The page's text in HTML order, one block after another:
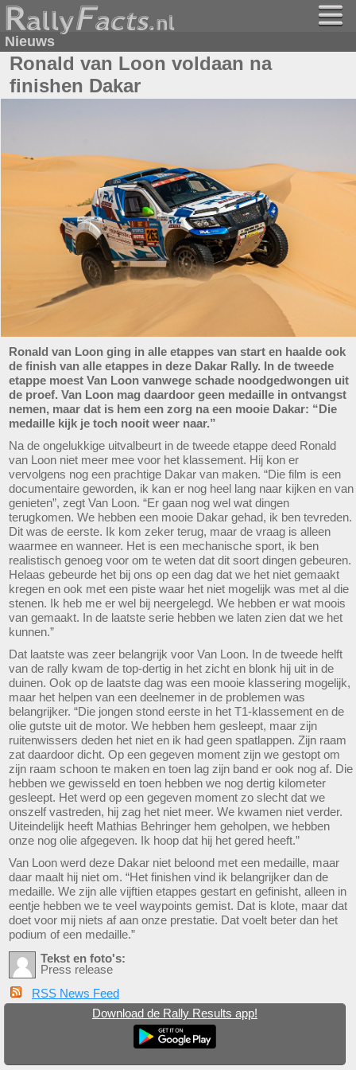
Nieuws
Ronald van Loon voldaan na
finishen Dakar
Ronald van Loon ging in alle etappes van start en haalde ook
de finish van alle etappes in deze Dakar Rally. In de tweede
etappe moest Van Loon vanwege schade noodgedwongen uit
de proef. Van Loon mag daardoor geen medaille in ontvangst
nemen, maar dat is hem een zorg na een mooie Dakar: “Die
medaille kijk je toch nooit weer naar.”
Na de ongelukkige uitvalbeurt in de tweede etappe deed Ronald
van Loon niet meer mee voor het klassement. Hij kon er
vervolgens nog een prachtige Dakar van maken. “Die film is een
documentaire geworden, ik kan er nog heel lang naar kijken en van
genieten”, zegt Van Loon. “Er gaan nog wel wat dingen
terugkomen. We hebben een mooie Dakar gehad, ik ben tevreden.
Dit was de eerste. Ik kom zeker terug, maar de vraag is alleen
waarmee en wanneer. Het is een mechanische sport, ik ben
realistisch genoeg voor om te weten dat dit soort dingen gebeuren.
Helaas gebeurde het bij ons op een dag dat we het niet gemaakt
kregen en ook met een piste waar het niet mogelijk was met al die
stenen. Ik heb me er wel bij neergelegd. We hebben er wat moois
van gemaakt. In de laatste serie hebben we laten zien dat we het
kunnen.”
Dat laatste was zeer belangrijk voor Van Loon. In de tweede helft
van de rally kwam de top-dertig in het zicht en blonk hij uit in de
duinen. Ook op de laatste dag was een mooie klassering mogelijk,
maar het helpen van een deelnemer in de problemen was
belangrijker. “Die jongen stond eerste in het T1-klassement en de
olie gutste uit de motor. We hebben hem gesleept, maar zijn
ruitenwissers deden het niet en ik had geen spatlappen. Zijn raam
zat daardoor dicht. Op een gegeven moment zijn we gestopt om
zijn raam schoon te maken en toen lag zijn band er ook nog af. Die
hebben we gewisseld en toen hebben we nog dertig kilometer
gesleept. Het werd op een gegeven moment zo slecht dat we
onszelf vastreden, hij zag het niet meer. We kwamen niet verder.
Uiteindelijk heeft Mathias Behringer hem geholpen, we hebben
onze nog olie afgegeven. Ik hoop dat hij het gered heeft.”
Van Loon werd deze Dakar niet beloond met een medaille, maar
daar maalt hij niet om. “Het finishen vind ik belangrijker dan de
medaille. We zijn alle vijftien etappes gestart en gefinisht, alleen in
eentje hebben we te veel waypoints gemist. Dat is klote, maar dat
doet voor mij niets af aan onze prestatie. Dat voelt beter dan het
podium of een medaille.”
Tekst en foto's:
Press release
RSS News Feed
Download de Rally Results app!